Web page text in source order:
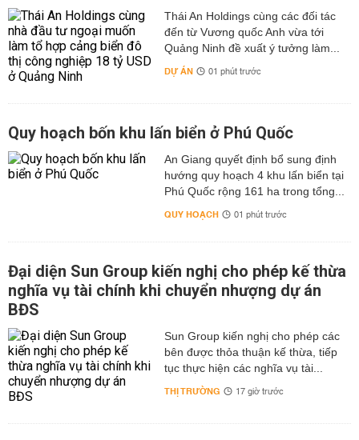
Thái An Holdings cùng các đối tác
đến từ Vương quốc Anh vừa tới
Quảng Ninh đề xuất ý tưởng làm...
DỰ ÁN 01 phút trước
Quy hoạch bốn khu lấn biển ở Phú Quốc
An Giang quyết định bổ sung định
hướng quy hoạch 4 khu lấn biển tại
Phú Quốc rộng 161 ha trong tổng...
QUY HOẠCH 01 phút trước
Đại diện Sun Group kiến nghị cho phép kế thừa
nghĩa vụ tài chính khi chuyển nhượng dự án
BĐS
Sun Group kiến nghị cho phép các
bên được thỏa thuận kế thừa, tiếp
tục thực hiện các nghĩa vụ tài...
THỊ TRƯỜNG 17 giờ trước